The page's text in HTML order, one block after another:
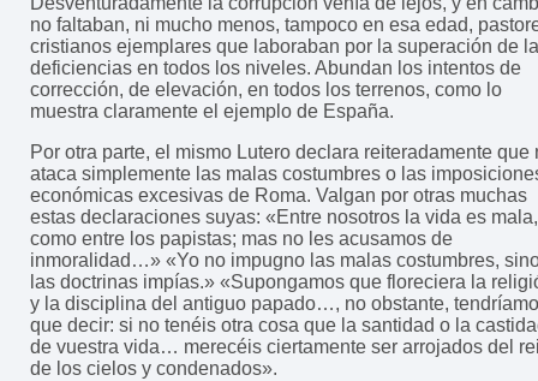
no faltaban, ni mucho menos, tampoco en esa edad,
cristianos ejemplares que laboraban por la superación de
deficiencias en todos los niveles. Abundan los intentos de
corrección, de elevación, en todos los terrenos, como lo
muestra claramente el ejemplo de España.
Por otra parte, el mismo Lutero declara reiteradamente que
ataca simplemente las malas costumbres o las
económicas excesivas de Roma. Valgan por otras muchas
estas declaraciones suyas: «Entre nosotros la vida es mala,
como entre los papistas; mas no les acusamos de
inmoralidad…» «Yo no impugno las malas costumbres,
las doctrinas impías.» «Supongamos que floreciera la
y la disciplina del antiguo papado…, no obstante,
que decir: si no tenéis otra cosa que la santidad o la
de vuestra vida… merecéis ciertamente ser arrojados del
de los cielos y condenados».